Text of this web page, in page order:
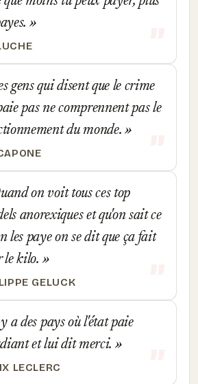
gens qui disent que le crime
pas ne comprennent pas le
du monde.
on voit tous ces top
anorexiques et qu'on sait ce
les paye on se dit que ça fait
le kilo.
GELUCK
a des pays où l'état paie
et lui dit merci.
LECLERC